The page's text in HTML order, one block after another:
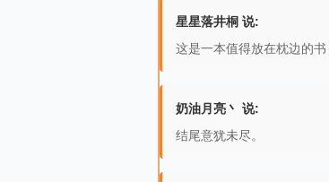
星星落井桐 说:
这是一本值得放在枕边的书
奶油月亮丶 说:
结尾意犹未尽。